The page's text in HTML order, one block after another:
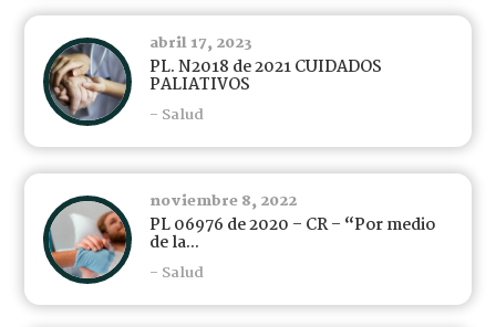
abril 17, 2023
PL. N2018 de 2021 CUIDADOS
PALIATIVOS
- Salud
noviembre 8, 2022
PL 06976 de 2020 – CR – “Por medio
de la...
- Salud